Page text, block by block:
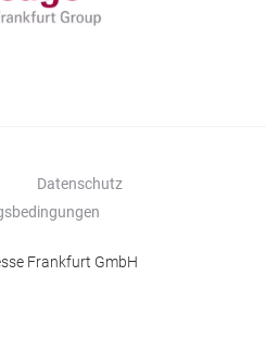
Datenschutz
Frankfurt GmbH